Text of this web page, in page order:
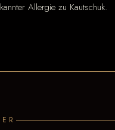
Allergie zu Kautschuk.